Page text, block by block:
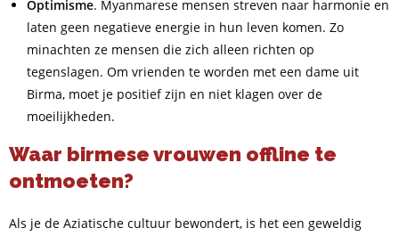
Optimisme. Myanmarese mensen streven naar harmonie en
laten geen negatieve energie in hun leven komen. Zo
minachten ze mensen die zich alleen richten op
tegenslagen. Om vrienden te worden met een dame uit
Birma, moet je positief zijn en niet klagen over de
moeilijkheden.
Waar birmese vrouwen offline te
ontmoeten?
Als je de Aziatische cultuur bewondert, is het een geweldig